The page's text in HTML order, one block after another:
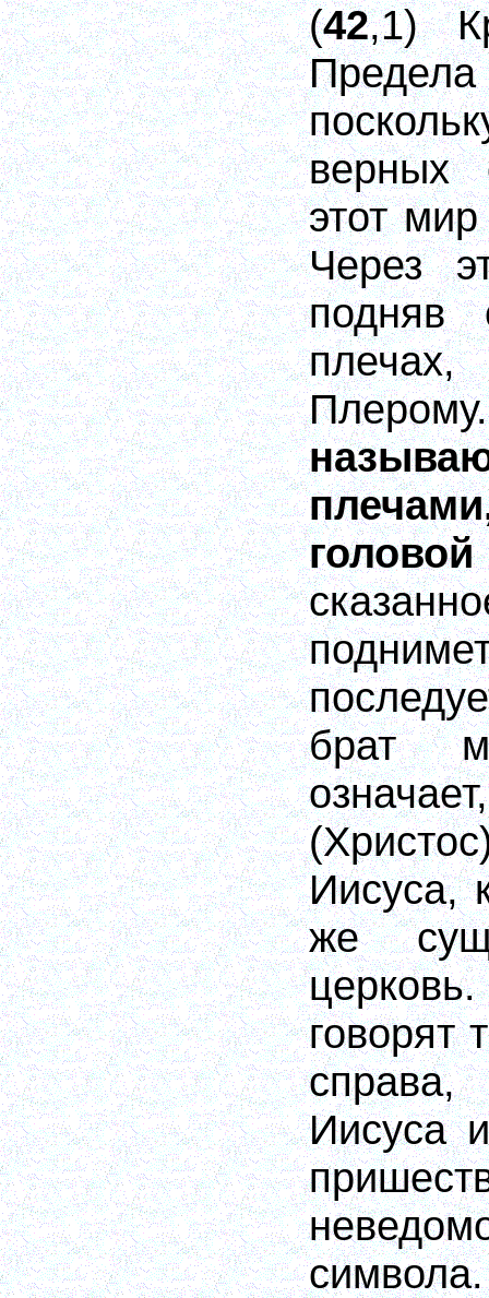
(42,1)
верных
этот
Через
подняв
брат
Иисуса,
же
говорят
Иисуса
символа.